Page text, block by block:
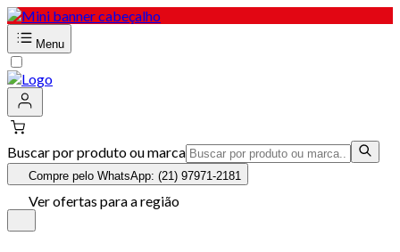
Menu
Buscar por produto ou marca
Compre pelo WhatsApp: (21) 97971-2181
Ver ofertas para a região